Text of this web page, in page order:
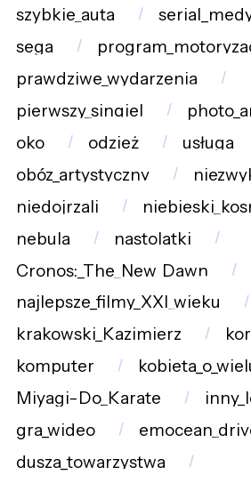
szybkie_auta
sega
prawdziwe_wydarzenia
pierwszy_singiel
oko
odzież
usługa
obóz_artystyczny
niedojrzali
nebula
nastolatki
Cronos:_The_New_Dawn
najlepsze_filmy_XXI_wieku
krakowski_Kazimierz
komputer
Miyagi-Do_Karate
gra_wideo
dusza_towarzystwa